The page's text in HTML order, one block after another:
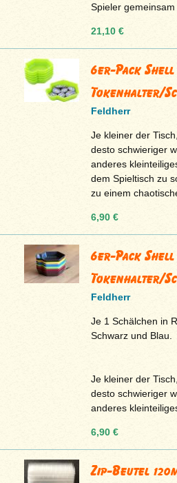
Spieler gemeinsam
21,10 €
6er-Pack Shell
Tokenhalter/
Feldherr
Je kleiner der
desto schwieriger
anderes
dem Spieltisch zu
zu einem
6,90 €
6er-Pack Shell
Tokenhalter/
Feldherr
Je 1 Schälchen in
Schwarz und Blau.
Je kleiner der
desto schwieriger
anderes
6,90 €
Zip-Beutel